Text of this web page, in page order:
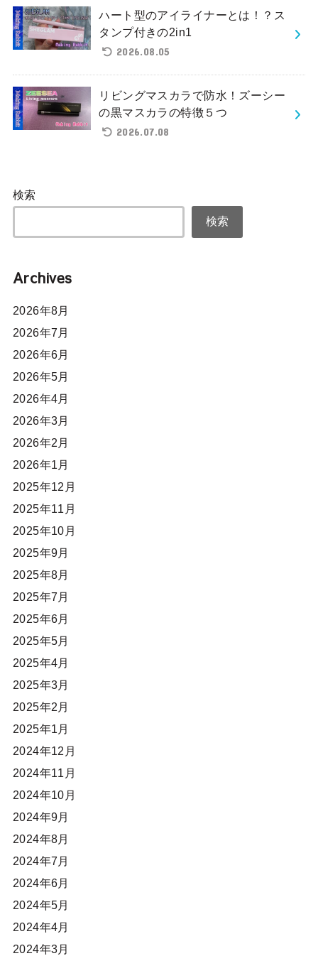
ハート型のアイライナーとは！？ス
タンプ付きの2in1
2026.08.05
リビングマスカラで防水！ズーシー
の黒マスカラの特徴５つ
2026.07.08
検索
検索
Archives
2026年8月
2026年7月
2026年6月
2026年5月
2026年4月
2026年3月
2026年2月
2026年1月
2025年12月
2025年11月
2025年10月
2025年9月
2025年8月
2025年7月
2025年6月
2025年5月
2025年4月
2025年3月
2025年2月
2025年1月
2024年12月
2024年11月
2024年10月
2024年9月
2024年8月
2024年7月
2024年6月
2024年5月
2024年4月
2024年3月